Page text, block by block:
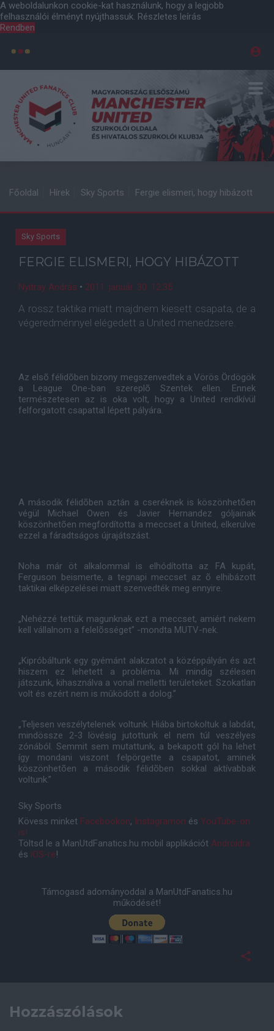
A weboldalunkon cookie-kat használunk, hogy a legjobb
felhasználói élményt nyújthassuk. Részletes leírás
Rendben
Főoldal Hírek Sky Sports Fergie elismeri, hogy hibázott
Sky Sports
FERGIE ELISMERI, HOGY HIBÁZOTT
Nyitray András • 2011. január. 30. 12:35
A rossz taktika miatt majdnem kiesett csapata, de a
végeredménnyel elégedett a United menedzsere.
Az elsõ félidõben bizony megszenvedtek a Vörös Ördögök
a League One-ban szereplõ Szentek ellen. Ennek
természetesen az is oka volt, hogy a United rendkívül
felforgatott csapattal lépett pályára.
A második félidõben aztán a cseréknek is köszönhetõen
végül Michael Owen és Javier Hernandez góljainak
köszönhetõen megfordította a meccset a United, elkerülve
ezzel a fáradtságos újrajátszást.
Noha már öt alkalommal is elhódította az FA kupát,
Ferguson beismerte, a tegnapi meccset az õ elhibázott
taktikai elképzelései miatt szenvedték meg ennyire.
„Nehézzé tettük magunknak ezt a meccset, amiért nekem
kell vállalnom a felelõsséget” -mondta MUTV-nek.
„Kipróbáltunk egy gyémánt alakzatot a középpályán és azt
hiszem ez lehetett a probléma. Mi mindig szélesen
játszunk, kihasználva a vonal melletti területeket. Szokatlan
volt és ezért nem is mûködött a dolog.”
„Teljesen veszélytelenek voltunk. Hiába birtokoltuk a labdát,
mindössze 2-3 lövésig jutottunk el nem túl veszélyes
zónából. Semmit sem mutattunk, a bekapott gól ha lehet
így mondani viszont felpörgette a csapatot, aminek
köszönhetõen a második félidõben sokkal aktívabbak
voltunk.”
Sky Sports
Kövess minket Facebookon, Instagramon és YouTube-on
is!
Töltsd le a ManUtdFanatics.hu mobil applikációt Androidra
és iOS-re!
Támogasd adományoddal a ManUtdFanatics.hu
működését!
Hozzászólások